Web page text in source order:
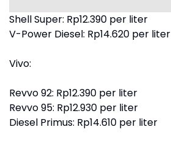
Shell Super: Rp12.390 per liter
V-Power Diesel: Rp14.620 per liter
Vivo:
Revvo 92: Rp12.390 per liter
Revvo 95: Rp12.930 per liter
Diesel Primus: Rp14.610 per liter